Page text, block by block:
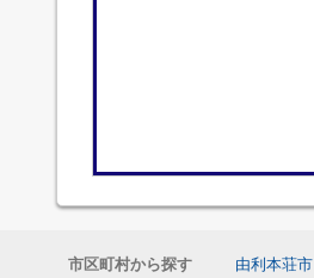
市区町村から探す 由利本荘市